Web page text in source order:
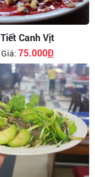
Tiết Canh Vịt
Giá: 75.000Đ